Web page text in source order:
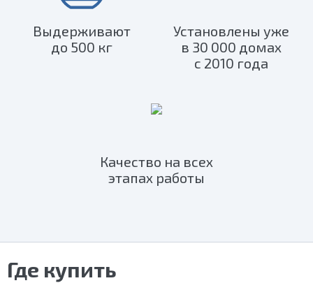
Выдерживают
до 500 кг
Установлены уже
в 30 000 домах
с 2010 года
Качество на всех
этапах работы
Где купить